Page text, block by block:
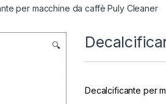
per macchine da caffè Puly Cleaner
🔍
Decalcificante per